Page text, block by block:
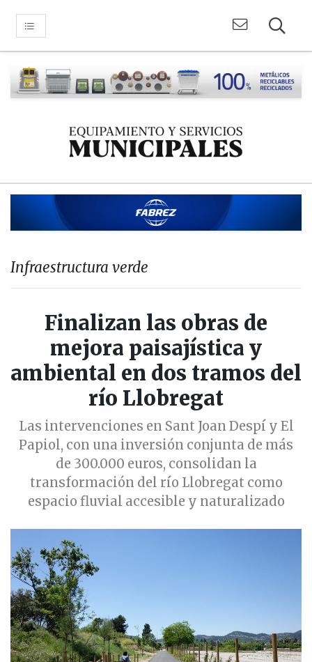
Infraestructura verde
Finalizan las obras de
mejora paisajística y
ambiental en dos tramos del
río Llobregat
Las intervenciones en Sant Joan Despí y El
Papiol, con una inversión conjunta de más
de 300.000 euros, consolidan la
transformación del río Llobregat como
espacio fluvial accesible y naturalizado